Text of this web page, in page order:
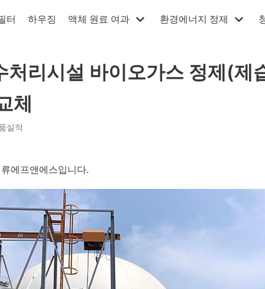
터 하우징 액체 원료 여과 환경에너지 정제
처리시설 바이오가스 정제(제
체
실적
에프앤에스입니다.